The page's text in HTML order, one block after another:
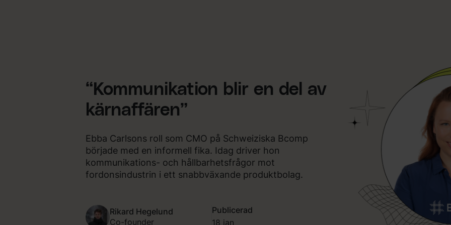
“Kommunikation blir en del av
kärnaffären”
Ebba Carlsons roll som CMO på Schweiziska Bcomp
började med en informell fika. Idag driver hon
kommunikations- och hållbarhetsfrågor mot
fordonsindustrin i ett snabbväxande produktbolag.
Rikard Hegelund
Co-founder
Publicerad
18 jan